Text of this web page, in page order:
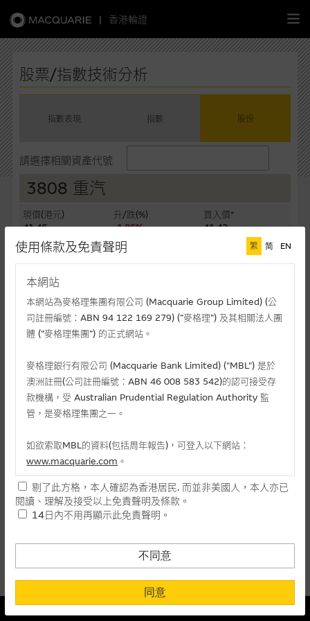
| 香港輪證
牛熊證
選股攻略
中資股票專頁
麥格理投資教室
關於我們
股票/指數技術分析
指數表現 指數 股份
請選擇相關資產代號
3808 重汽
現價(港元)
41.46
升/跌(%)
-1.05%
買入價*
41.42
賣出價*
41.46
成交額(千元)
152,945
最後更新時間: 07-08-2026 16:20 (十五分鐘延遲)
相關圖表
相關認股證/牛熊證
認購 認沽 牛證
編號 相關資產 行使價 價格 升/跌(%)
26114 重汽(認購) 77.777 0.010
-
29281
重汽(認購 ) 51.88
07-08-2026 16:20 (15分鐘延遲)
使用條款及免責聲明 繁 简 EN
本網站
本網站為麥格理集團有限公司 (Macquarie Group Limited) (公
司註冊編號：ABN 94 122 169 279) (”麥格理”) 及其相關法人團
體 (”麥格理集團”) 的正式網站。
麥格理銀行有限公司 (Macquarie Bank Limited) ("MBL") 是於
澳洲註冊(公司註冊編號：ABN 46 008 583 542)的認可接受存
款機構，受 Australian Prudential Regulation Authority 監
管，是麥格理集團之一。
如欲索取MBL的資料(包括周年報告)，可登入以下網站：
www.macquarie.com 。
本網站所載資料會隨時更改，而不作另行通知，如閣下欲取麥格
理的資料，可直接聯絡本集團職員。
民使用，並不提供或發售予美國人。本網站內容無意要約或唆使
閣下購買證券、基金單位或其他投資工具(不論在參考條款上或在
其他地方)，但清楚表明上述意圖的個別段落則屬例外。
提供網站內容的基準 – 使用時請考慮個人風險
剔了此方格，本人確認為香港居民. 而並非美國人，本人亦已
閱讀、理解及接受以上免責聲明及條款。
14日內不用再顯示此免責聲明。
不同意
同意